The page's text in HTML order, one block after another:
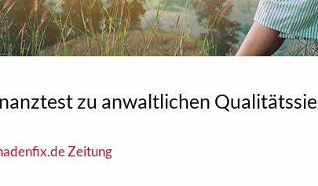
zu anwaltlichen
Zeitung